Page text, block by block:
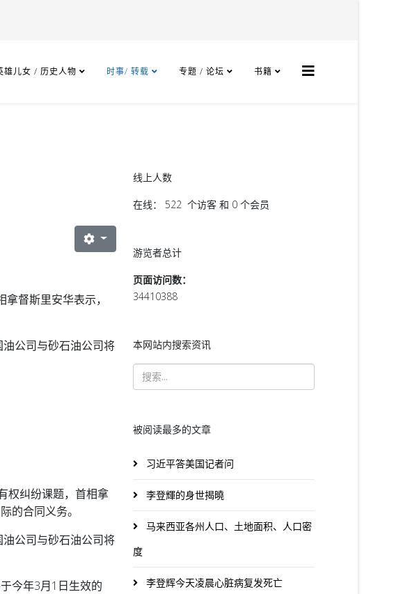
雄儿女 / 历史人物 时事/ 转载 专题 / 论坛 书籍
督斯里安华表示，
公司与砂石油公司将
权纠纷课题，首相拿
的合同义务。
公司与砂石油公司将
今年3月1日生效的
线上人数
在线： 522 个访客 和 0 个会员
游览者总计
页面访问数：
34410388
本网站内搜索资讯
被阅读最多的文章
习近平答美国记者问
李登輝的身世揭曉
马来西亚各州人口、土地面积、人口密
度
李登辉今天凌晨心脏病复发死亡